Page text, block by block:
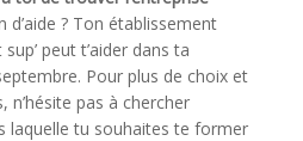
d’aide ? Ton établissement
peut t’aider dans ta
Pour plus de choix et
n’hésite pas à chercher
laquelle tu souhaites te former